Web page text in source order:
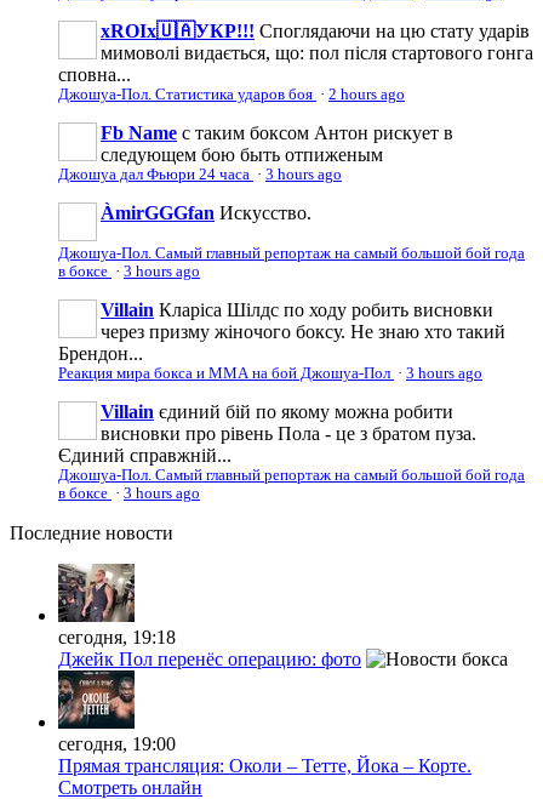
xROIx🇺🇦УКР!!! Споглядаючи на цю стату ударів
мимоволі видається, що: пол після стартового гонга
сповна...
Джошуа-Пол. Статистика ударов боя · 2 hours ago
Fb Name с таким боксом Антон рискует в
следующем бою быть отпиженым
Джошуа дал Фьюри 24 часа · 3 hours ago
ÀmirGGGfan Искусство.
Джошуа-Пол. Самый главный репортаж на самый большой бой года
в боксе · 3 hours ago
Villain Кларіса Шілдс по ходу робить висновки
через призму жіночого боксу. Не знаю хто такий
Брендон...
Реакция мира бокса и ММА на бой Джошуа-Пол · 3 hours ago
Villain єдиний бій по якому можна робити
висновки про рівень Пола - це з братом пуза.
Єдиний справжній...
Джошуа-Пол. Самый главный репортаж на самый большой бой года
в боксе · 3 hours ago
Последние новости
сегодня, 19:18
Джейк Пол перенёс операцию: фото
сегодня, 19:00
Прямая трансляция: Околи – Тетте, Йока – Корте.
Смотреть онлайн